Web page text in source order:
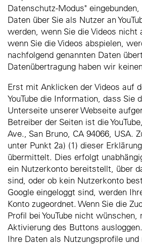
Datenschutz-Modus"
Daten über Sie als Nutzer an
werden, wenn Sie die Videos nicht
wenn Sie die Videos abspielen,
nachfolgend genannten Daten
Datenübertragung haben wir
Erst mit Anklicken der Videos auf
YouTube die Information, dass Sie
Unterseite unserer Webseite
Betreiber der Seiten ist die
Ave., San Bruno, CA 94066, USA.
unter Punkt 2a) (1) dieser
übermittelt. Dies erfolgt
ein Nutzerkonto bereitstellt, über
sind, oder ob kein Nutzerkonto
Google eingeloggt sind, werden
Konto zugeordnet. Wenn Sie die
Profil bei YouTube nicht
Aktivierung des Buttons
Ihre Daten als Nutzungsprofile